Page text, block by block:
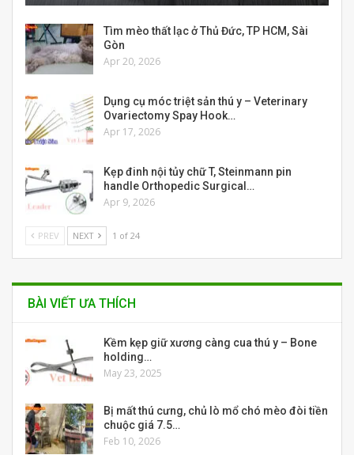
Tìm mèo thất lạc ở Thủ Đức, TP HCM, Sài
Gòn
Apr 20, 2026
Dụng cụ móc triệt sản thú y – Veterinary
Ovariectomy Spay Hook…
Apr 17, 2026
Kẹp đinh nội tủy chữ T, Steinmann pin
handle Orthopedic Surgical…
Apr 9, 2026
PREV NEXT 1 of 24
BÀI VIẾT ƯA THÍCH
Kềm kẹp giữ xương càng cua thú y – Bone
holding…
May 23, 2025
Bị mất thú cưng, chủ lò mổ chó mèo đòi tiền
chuộc giá 7.5…
Feb 10, 2026